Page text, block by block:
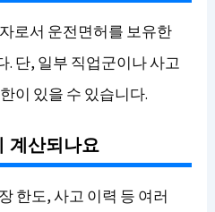
로서 운전면허를 보유한
. 단, 일부 직업군이나 사고
이 있을 수 있습니다.
계산되나요
한도, 사고 이력 등 여러